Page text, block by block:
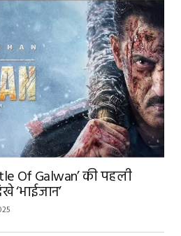
Of Galwan’ की पहली